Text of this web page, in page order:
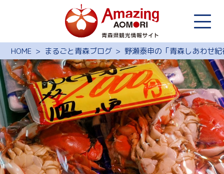
HOME まるごと青森ブログ 野瀬泰申の「青森しあわせ